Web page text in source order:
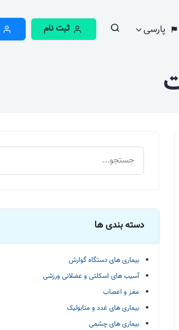
پارسی ثبت نام
دسته بندی ها
بیماری های دستگاه گوارش
آسیب های اسکلتی و عضلانی ورزشی
مغز و اعصاب
بیماری های غدد و متابولیک
بیماری های چشمی